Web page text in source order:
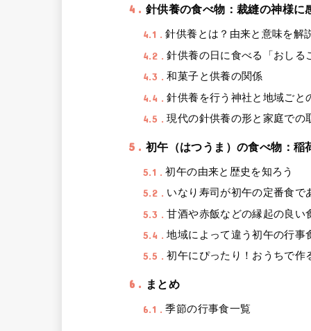
4 針供養の食べ物：裁縫の神様に
4.1 針供養とは？由来と意味を解
4.2 針供養の日に食べる「おしる
4.3 和菓子と供養の関係
4.4 針供養を行う神社と地域ごと
4.5 現代の針供養の形と家庭での
5 初午（はつうま）の食べ物：稲
5.1 初午の由来と歴史を知ろう
5.2 いなり寿司が初午の定番食で
5.3 甘酒や赤飯などの縁起の良い
5.4 地域によって違う初午の行事
5.5 初午にぴったり！おうちで作
6 まとめ
6.1 季節の行事食一覧